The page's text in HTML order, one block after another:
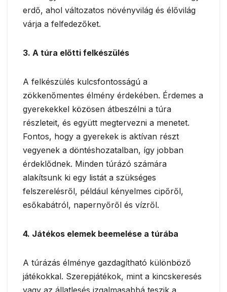
erdő, ahol változatos növényvilág és élővilág
várja a felfedezőket.
3. A túra előtti felkészülés
A felkészülés kulcsfontosságú a
zökkenőmentes élmény érdekében. Érdemes a
gyerekekkel közösen átbeszélni a túra
részleteit, és együtt megtervezni a menetet.
Fontos, hogy a gyerekek is aktívan részt
vegyenek a döntéshozatalban, így jobban
érdeklődnek. Minden túrázó számára
alakítsunk ki egy listát a szükséges
felszerelésről, például kényelmes cipőről,
esőkabátról, napernyőről és vízről.
4. Játékos elemek beemelése a túrába
A túrázás élménye gazdagítható különböző
játékokkal. Szerepjátékok, mint a kincskeresés